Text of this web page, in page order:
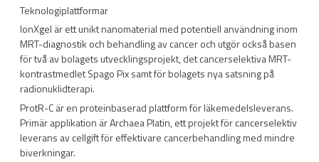
Teknologiplattformar
IonXgel är ett unikt nanomaterial med potentiell användning inom
MRT-diagnostik och behandling av cancer och utgör också basen
för två av bolagets utvecklingsprojekt, det cancerselektiva MRT-
kontrastmedlet Spago Pix samt för bolagets nya satsning på
radionuklidterapi.
ProtR-C är en proteinbaserad plattform för läkemedelsleverans.
Primär applikation är Archaea Platin, ett projekt för cancerselektiv
leverans av cellgift för effektivare cancerbehandling med mindre
biverkningar.